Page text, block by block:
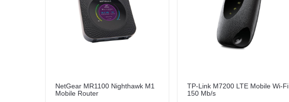
NetGear MR1100 Nighthawk M1
Mobile Router
TP-Link M7200 LTE Mobile Wi-Fi
150 Mb/s